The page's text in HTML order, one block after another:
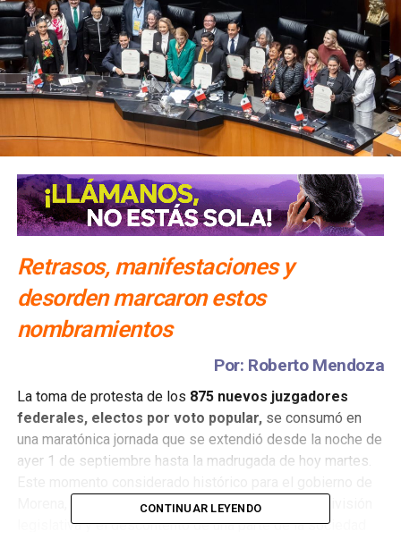
Retrasos, manifestaciones y
desorden marcaron estos
nombramientos
Por: Roberto Mendoza
​La toma de protesta de los 875 nuevos juzgadores
federales, electos por voto popular,se consumó en
una maratónica jornada que se extendió desde la noche de
ayer 1 de septiembre hasta la madrugada de hoy martes.
Morena, se desarrolló en medio de una profunda división
legislativa y el descontento de una parte de la sociedad
CONTINUAR LEYENDO